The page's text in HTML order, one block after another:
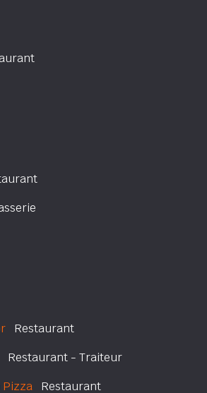
Restaurant
Restaurant - Traiteur
Pizza Restaurant